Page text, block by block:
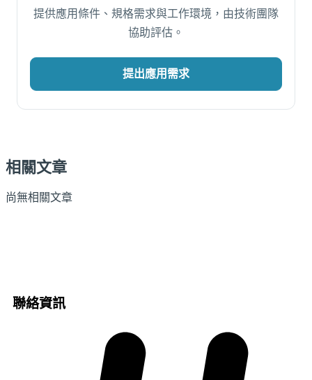
提供應用條件、規格需求與工作環境，由技術團隊
協助評估。
提出應用需求
相關文章
尚無相關文章
聯絡資訊